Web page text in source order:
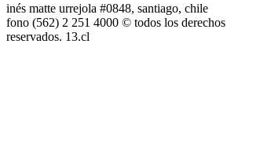
inés matte urrejola #0848, santiago, chile
fono (562) 2 251 4000 © todos los derechos
reservados. 13.cl